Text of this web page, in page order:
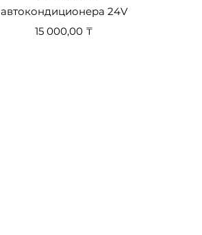
автокондиционера 24V
Цена
15 000,00 ₸